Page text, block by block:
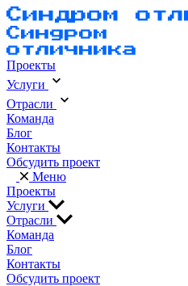
Проекты
Услуги
Отрасли
Команда
Блог
Контакты
Обсудить проект
Меню
Проекты
Услуги
Отрасли
Команда
Блог
Контакты
Обсудить проект